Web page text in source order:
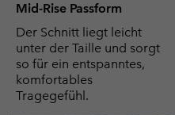
Mid-Rise Passform
Der Schnitt liegt leicht
unter der Taille und sorgt
so für ein entspanntes,
komfortables
Tragegefühl.